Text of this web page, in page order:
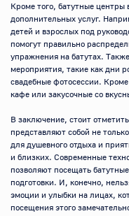
Кроме того, батутные
дополнительных услуг.
детей и взрослых под
помогут правильно
упражнения на батутах.
мероприятия, такие как дни
свадебные фотосессии.
кафе или закусочные со
В заключение, стоит
представляют собой не
для душевного отдыха и
и близких. Современные
позволяют посещать
подготовки. И, конечно,
эмоции и улыбки на лицах,
посещения этого